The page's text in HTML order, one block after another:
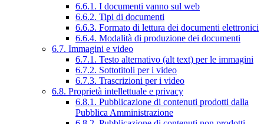
6.6.1. I documenti vanno sul web
6.6.2. Tipi di documenti
6.6.3. Formato di lettura dei documenti elettronici
6.6.4. Modalità di produzione dei documenti
6.7. Immagini e video
6.7.1. Testo alternativo (alt text) per le immagini
6.7.2. Sottotitoli per i video
6.7.3. Trascrizioni per i video
6.8. Proprietà intellettuale e privacy
6.8.1. Pubblicazione di contenuti prodotti dalla
Pubblica Amministrazione